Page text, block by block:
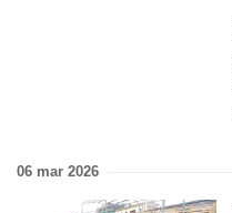
06 mar 2026